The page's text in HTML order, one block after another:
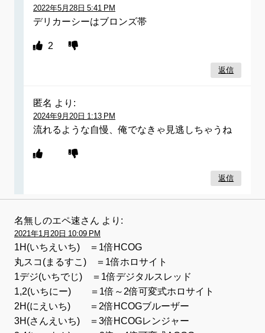
2022年5月28日 5:41 PM
デリカーシーはブロンズ帯
2
返信
匿名 より:
2024年9月20日 1:13 PM
流れるような自慢、俺でなきゃ見逃しちゃうね
返信
名無しのエペ速さん より:
2021年1月20日 10:09 PM
1H(いちえいち) ＝1倍HCOG
丸スコ(まるすこ) ＝1倍ホロサイト
1デジ(いちでじ) ＝1倍デジタルスレッド
1,2(いちにー) ＝1倍～2倍可変式ホロサイト
2H(にえいち) ＝2倍HCOGブルーザー
3H(さんえいち) ＝3倍HCOGレンジャー